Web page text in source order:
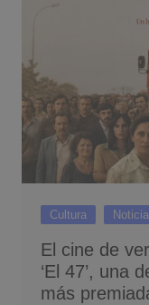
Cultura
El cine de
‘El 47’, una
más